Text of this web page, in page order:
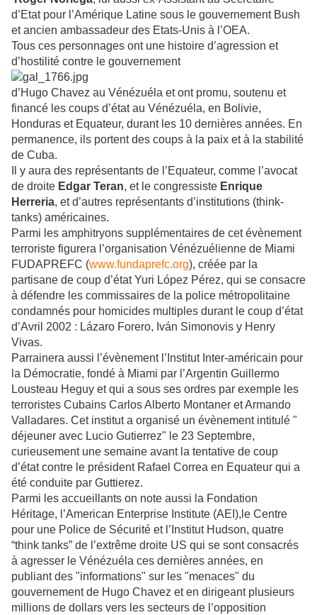
d’Etat pour l’Amérique Latine sous le gouvernement Bush
et ancien ambassadeur des Etats-Unis à l’OEA.
Tous ces personnages ont une histoire d’agression et
d’hostilité contre le gouvernement
d’Hugo Chavez au Vénézuéla et ont promu, soutenu et
financé les coups d’état au Vénézuéla, en Bolivie,
Honduras et Equateur, durant les 10 dernières années. En
permanence, ils portent des coups à la paix et à la stabilité
de Cuba.
Il y aura des représentants de l’Equateur, comme l’avocat
de droite Edgar Teran, et le congressiste Enrique
Herreria, et d’autres représentants d’institutions (think-
tanks) américaines.
Parmi les amphitryons supplémentaires de cet évènement
terroriste figurera l’organisation Vénézuélienne de Miami
FUDAPREFC (www.fundaprefc.org), créée par la
partisane de coup d’état Yuri López Pérez, qui se consacre
à défendre les commissaires de la police métropolitaine
condamnés pour homicides multiples durant le coup d’état
d’Avril 2002 : Lázaro Forero, Iván Simonovis y Henry
Vivas.
Parrainera aussi l’évènement l’Institut Inter-américain pour
la Démocratie, fondé à Miami par l’Argentin Guillermo
Lousteau Heguy et qui a sous ses ordres par exemple les
terroristes Cubains Carlos Alberto Montaner et Armando
Valladares. Cet institut a organisé un évènement intitulé "
déjeuner avec Lucio Gutierrez" le 23 Septembre,
curieusement une semaine avant la tentative de coup
d’état contre le président Rafael Correa en Equateur qui a
été conduite par Guttierez.
Parmi les accueillants on note aussi la Fondation
Héritage, l’American Enterprise Institute (AEI),le Centre
pour une Police de Sécurité et l’Institut Hudson, quatre
“think tanks” de l’extrême droite US qui se sont consacrés
à agresser le Vénézuéla ces dernières années, en
publiant des "informations" sur les "menaces" du
gouvernement de Hugo Chavez et en dirigeant plusieurs
millions de dollars vers les secteurs de l’opposition